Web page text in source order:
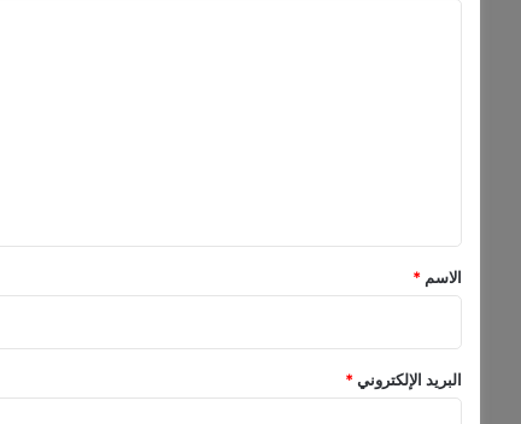
*
الاسم *
البريد الإلكتروني*